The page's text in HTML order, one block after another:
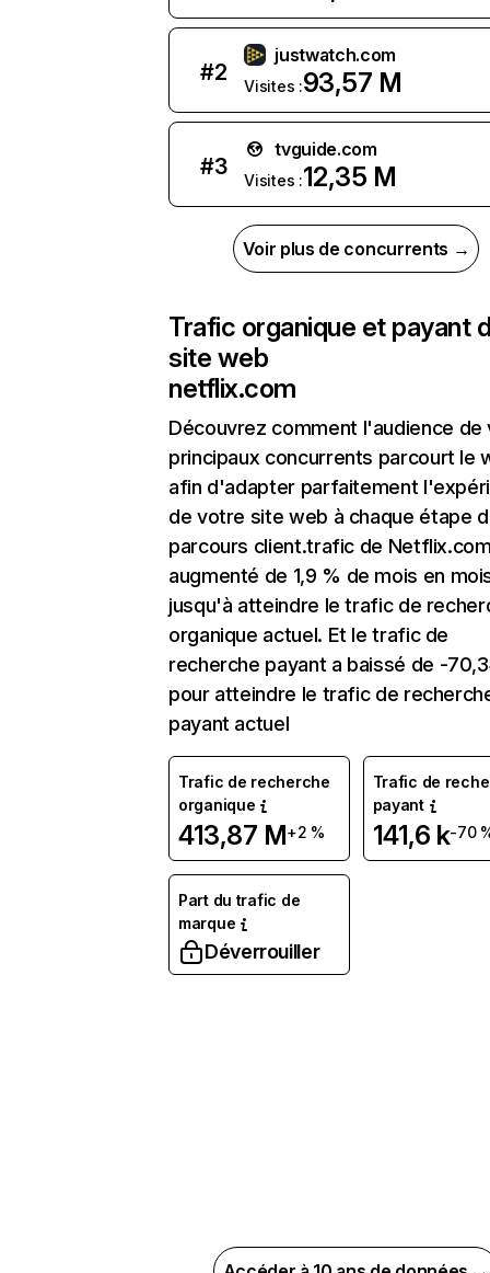
#2
justwatch.com
Visites :93,57 M
#3
tvguide.com
Visites :12,35 M
Voir plus de concurrents →
Trafic organique et payant
site web
netflix.com
Découvrez comment l'audience de
principaux concurrents parcourt le
afin d'adapter parfaitement
de votre site web à chaque étape
parcours client.trafic de
augmenté de 1,9 % de mois en
jusqu'à atteindre le trafic de
organique actuel. Et le trafic de
recherche payant a baissé de -
pour atteindre le trafic de
payant actuel
Trafic de recherche
organique
413,87 M+2 %
Trafic de
payant
141,6 k-70
Part du trafic de
marque
Déverrouiller